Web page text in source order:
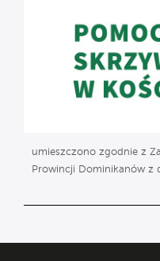
umieszczono zgodnie z
Prowincji Dominikanów z